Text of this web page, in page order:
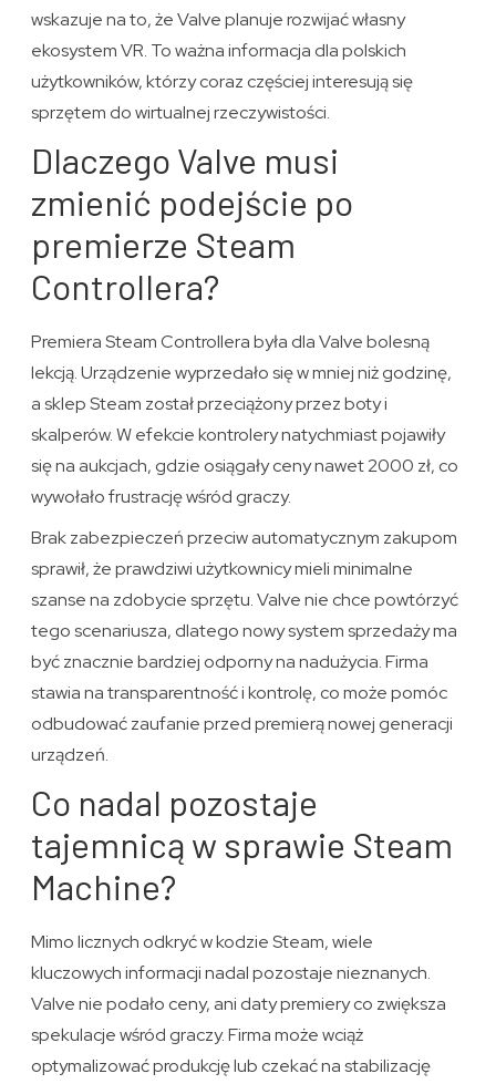
wskazuje na to, że Valve planuje rozwijać własny
ekosystem VR. To ważna informacja dla polskich
użytkowników, którzy coraz częściej interesują się
sprzętem do wirtualnej rzeczywistości.
Dlaczego Valve musi
zmienić podejście po
premierze Steam
Controllera?
Premiera Steam Controllera była dla Valve bolesną
lekcją. Urządzenie wyprzedało się w mniej niż godzinę,
a sklep Steam został przeciążony przez boty i
skalperów. W efekcie kontrolery natychmiast pojawiły
się na aukcjach, gdzie osiągały ceny nawet 2000 zł, co
wywołało frustrację wśród graczy.
Brak zabezpieczeń przeciw automatycznym zakupom
sprawił, że prawdziwi użytkownicy mieli minimalne
szanse na zdobycie sprzętu. Valve nie chce powtórzyć
tego scenariusza, dlatego nowy system sprzedaży ma
być znacznie bardziej odporny na nadużycia. Firma
stawia na transparentność i kontrolę, co może pomóc
odbudować zaufanie przed premierą nowej generacji
urządzeń.
Co nadal pozostaje
tajemnicą w sprawie Steam
Machine?
Mimo licznych odkryć w kodzie Steam, wiele
kluczowych informacji nadal pozostaje nieznanych.
Valve nie podało ceny, ani daty premiery co zwiększa
spekulacje wśród graczy. Firma może wciąż
optymalizować produkcję lub czekać na stabilizację